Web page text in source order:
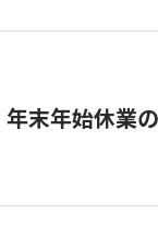
年末年始休業